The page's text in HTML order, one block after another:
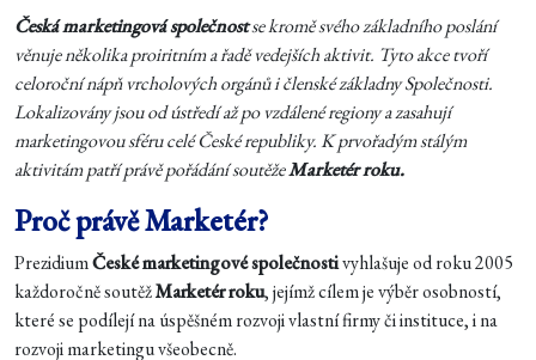
Česká marketingová společnostse kromě svého základního poslání
věnuje několika proiritním a řadě vedejších aktivit. Tyto akce tvoří
celoroční nápň vrcholových orgánů i členské základny Společnosti.
Lokalizovány jsou od ústředí až po vzdálené regiony a zasahují
marketingovou sféru celé České republiky. K prvořadým stálým
aktivitám patří právě pořádání soutěžeMarketér roku.
Proč právě Marketér?
PrezidiumČeské marketingové společnostivyhlašuje od roku 2005
každoročně soutěžMarketér roku, jejímž cílem je výběr osobností,
které se podílejí na úspěšném rozvoji vlastní firmy či instituce, i na
rozvoji marketingu všeobecně.